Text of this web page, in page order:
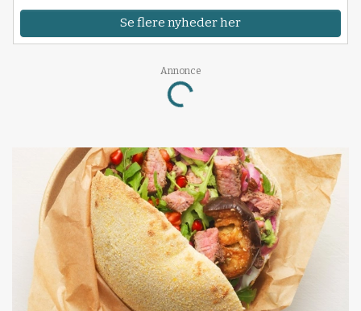
Se flere nyheder her
Annonce
Loading...